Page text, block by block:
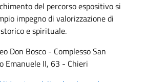
del percorso espositivo si
impegno di valorizzazione di
e spirituale.
Don Bosco - Complesso San
Emanuele II, 63 - Chieri